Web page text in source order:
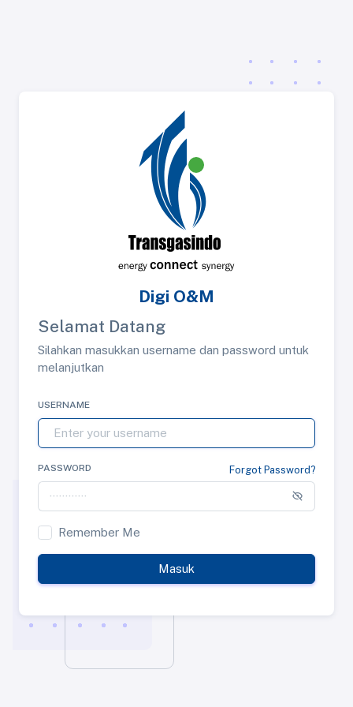
Digi O&M
Selamat Datang
Silahkan masukkan username dan password untuk
melanjutkan
USERNAME
PASSWORD Forgot Password?
Remember Me
Masuk